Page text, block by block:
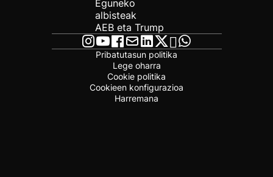
Eguneko
albisteak
AEB eta Trump
Pribatutasun politika
Lege oharra
Cookie politika
Cookieen konfigurazioa
Harremana